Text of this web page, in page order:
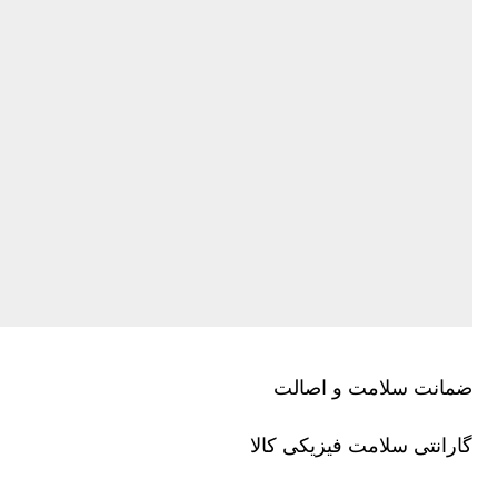
ضمانت سلامت و اصالت
گارانتی سلامت فیزیکی کالا